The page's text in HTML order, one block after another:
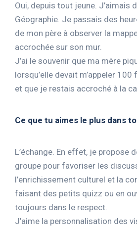
Oui, depuis tout jeune. J’aimais
Géographie. Je passais des
de mon père à observer la
accrochée sur son mur.
J’ai le souvenir que ma mère
lorsqu’elle devait m’appeler
et que je restais accroché à la
Ce que tu aimes le plus dans
L’échange. En effet, je propose
groupe pour favoriser les
l’enrichissement culturel et la
faisant des petits quizz ou en
toujours dans le respect.
J’aime la personnalisation des